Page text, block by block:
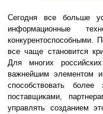
Сегодня все больше
информационные
конкурентоспособными.
все чаще становится
Для многих
важнейшим элементом
способствовать
поставщиками,
управлять созданием